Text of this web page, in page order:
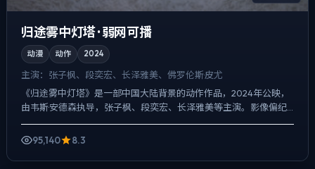
归途雾中灯塔 · 弱网可播
动漫 动作 2024
主演： 张子枫、段奕宏、长泽雅美、佛罗伦斯·皮尤
《归途雾中灯塔》是一部中国大陆背景的动作作品，2024年公映，
由韦斯·安德森执导，张子枫、段奕宏、长泽雅美等主演。影像偏纪
95,140
8.3